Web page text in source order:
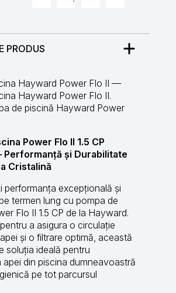
PRODUS
Hayward Power Flo II —
Hayward Power Flo II.
de piscină Hayward Power
Power Flo II 1.5 CP
Performanță și Durabilitate
Cristalină
performanța excepțională și
termen lung cu pompa de
Flo II 1.5 CP de la Hayward.
a asigura o circulație
și o filtrare optimă, această
soluția ideală pentru
apei din piscina dumneavoastră
pe tot parcursul